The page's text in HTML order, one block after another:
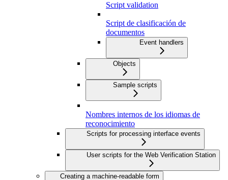
Script validation
Script de clasificación de
documentos
Event handlers
Objects
Sample scripts
Nombres internos de los idiomas de
reconocimiento
Scripts for processing interface events
User scripts for the Web Verification Station
Creating a machine-readable form